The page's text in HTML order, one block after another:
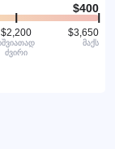
$400
$2,200
ძვირი
$3,650
მაქს